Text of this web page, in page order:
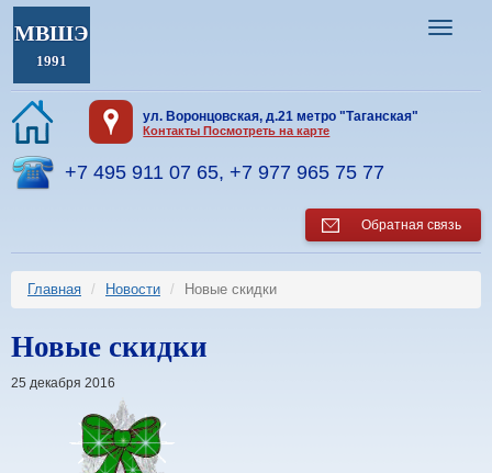
МВШЭ
1991
ул. Воронцовская, д.21 метро "Таганская"
Контакты Посмотреть на карте
+7 495 911 07 65, +7 977 965 75 77
Обратная связь
Главная Новости Новые скидки
Новые скидки
25 декабря 2016